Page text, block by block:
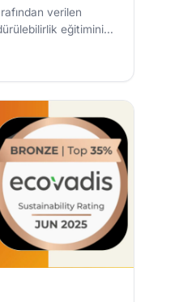
verilen
eğitimini
attı.